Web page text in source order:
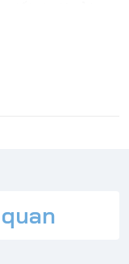
Air 10.9 (2021-
đỡ Apple Pencil.